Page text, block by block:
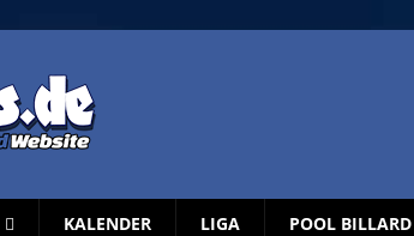
KALENDER LIGA POOL